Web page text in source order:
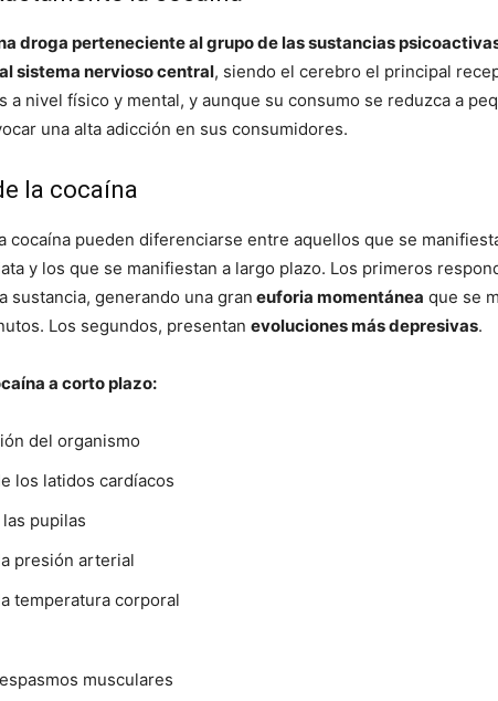
droga perteneciente al grupo de las sustancias
sistema nervioso central, siendo el cerebro el principal
a nivel físico y mental, y aunque su consumo se reduzca a
una alta adicción en sus consumidores.
la cocaína
cocaína pueden diferenciarse entre aquellos que se
y los que se manifiestan a largo plazo. Los primeros
sustancia, generando una gran euforia momentánea que se
Los segundos, presentan evoluciones más depresivas.
a corto plazo:
del organismo
los latidos cardíacos
pupilas
presión arterial
temperatura corporal
musculares